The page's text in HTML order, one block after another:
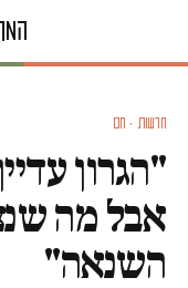
חדשות · חם
"הגרון
אבל מה
השנאה"